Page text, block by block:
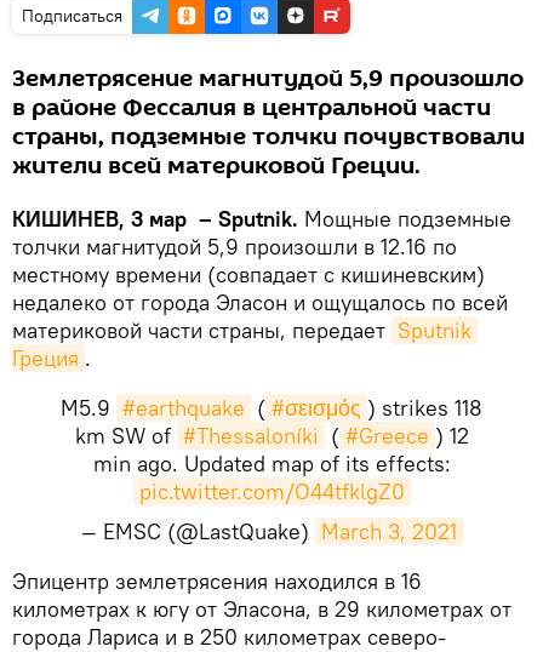
Подписаться
Землетрясение магнитудой 5,9 произошло
в районе Фессалия в центральной части
страны, подземные толчки почувствовали
жители всей материковой Греции.
КИШИНЕВ, 3 мар – Sputnik. Мощные подземные
толчки магнитудой 5,9 произошли в 12.16 по
местному времени (совпадает с кишиневским)
недалеко от города Эласон и ощущалось по всей
материковой части страны, передает Sputnik
Греция .
M5.9 #earthquake ( #σεισμός ) strikes 118
km SW of #Thessaloníki ( #Greece ) 12
min ago. Updated map of its effects:
pic.twitter.com/O44tfklgZ0
— EMSC (@LastQuake) March 3, 2021
​Эпицентр землетрясения находился в 16
километрах к югу от Эласона, в 29 километрах от
города Лариса и в 250 километрах северо-